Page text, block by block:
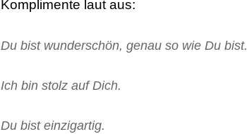
Komplimente laut aus:
Du bist wunderschön, genau so wie Du bist.
Ich bin stolz auf Dich.
Du bist einzigartig.